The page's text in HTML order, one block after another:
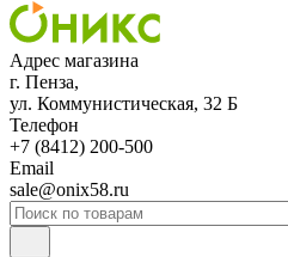
Адрес магазина
г. Пенза,
ул. Коммунистическая, 32 Б
Телефон
+7 (8412) 200-500
Email
sale@onix58.ru